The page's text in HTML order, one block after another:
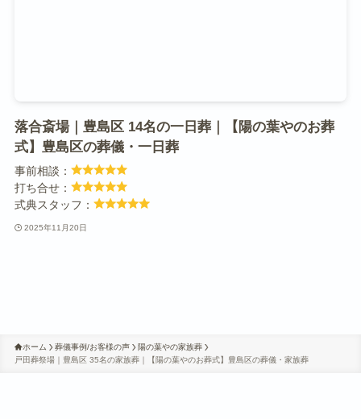
落合斎場｜豊島区 14名の一日葬｜【陽の葉やのお葬
式】豊島区の葬儀・一日葬
事前相談：
打ち合せ：
式典スタッフ：
2025年11月20日
ホーム 葬儀事例/お客様の声
陽の葉やの家族葬
戸田葬祭場｜豊島区 35名の家族葬｜【陽の葉やのお葬式】豊島区の葬儀・家族葬